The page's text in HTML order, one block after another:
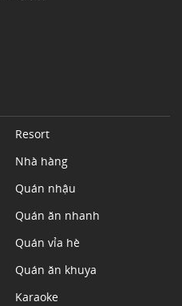
Resort
Nhà hàng
Quán nhậu
Quán ăn nhanh
Quán vỉa hè
Quán ăn khuya
Karaoke